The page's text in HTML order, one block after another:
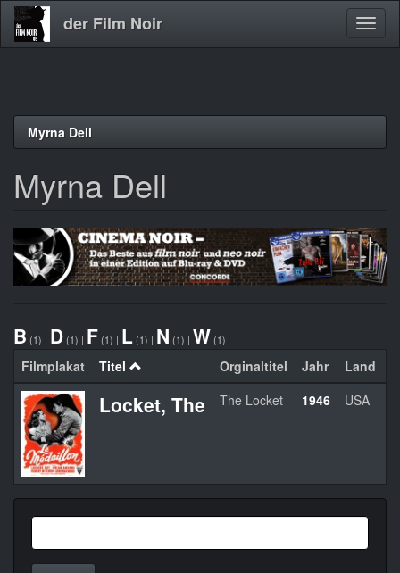
Direkt
der Film Noir
Myrna Dell
Myrna Dell
B (1) | D (1) | F (1) | L (1) | N (1) | W (1)
Filmplakat Titel Orginaltitel Jahr Land
Locket, The The Locket 1946 USA